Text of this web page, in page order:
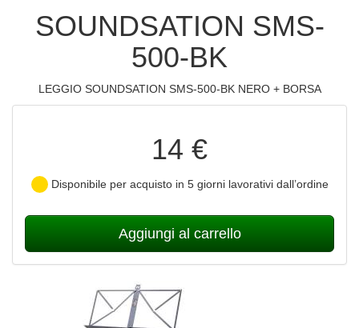
SOUNDSATION SMS-
500-BK
LEGGIO SOUNDSATION SMS-500-BK NERO + BORSA
14 €
Disponibile per acquisto in 5 giorni lavorativi dall’ordine
Aggiungi al carrello